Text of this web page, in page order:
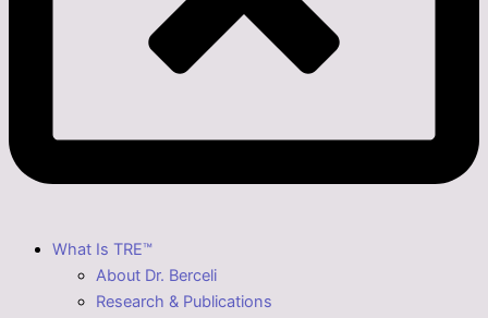
What Is TRE™
About Dr. Berceli
Research & Publications